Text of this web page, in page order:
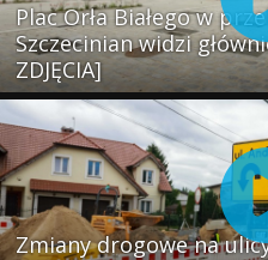
Plac Orła Białego w
Szczecinian widzi
ZDJĘCIA]
Zmiany drogowe na